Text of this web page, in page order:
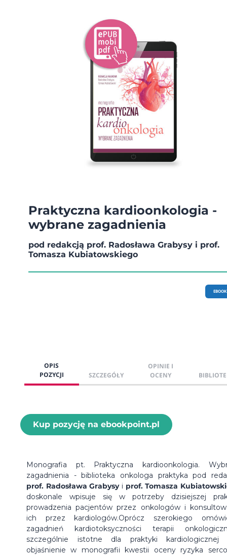
Praktyczna kardioonkologia -
wybrane zagadnienia
pod redakcją prof. Radosława Grabysy i prof.
Tomasza Kubiatowskiego
EBOOK
OPIS
POZYCJI
SZCZEGÓŁY
OPINIE I
OCENY
Kup pozycję na ebookpoint.pl
Monografia pt. Praktyczna kardioonkologia.
zagadnienia - biblioteka onkologa praktyka pod
prof. Radosława Grabysyi prof. Tomasza
doskonale wpisuje się w potrzeby dzisiejszej
prowadzenia pacjentów przez onkologów i
ich przez kardiologów.Oprócz szerokiego
zagadnień kardiotoksyczności terapii
szczególnie istotne dla praktyki kardiologicznej
objaśnienie w monografii kwestii oceny ryzyka